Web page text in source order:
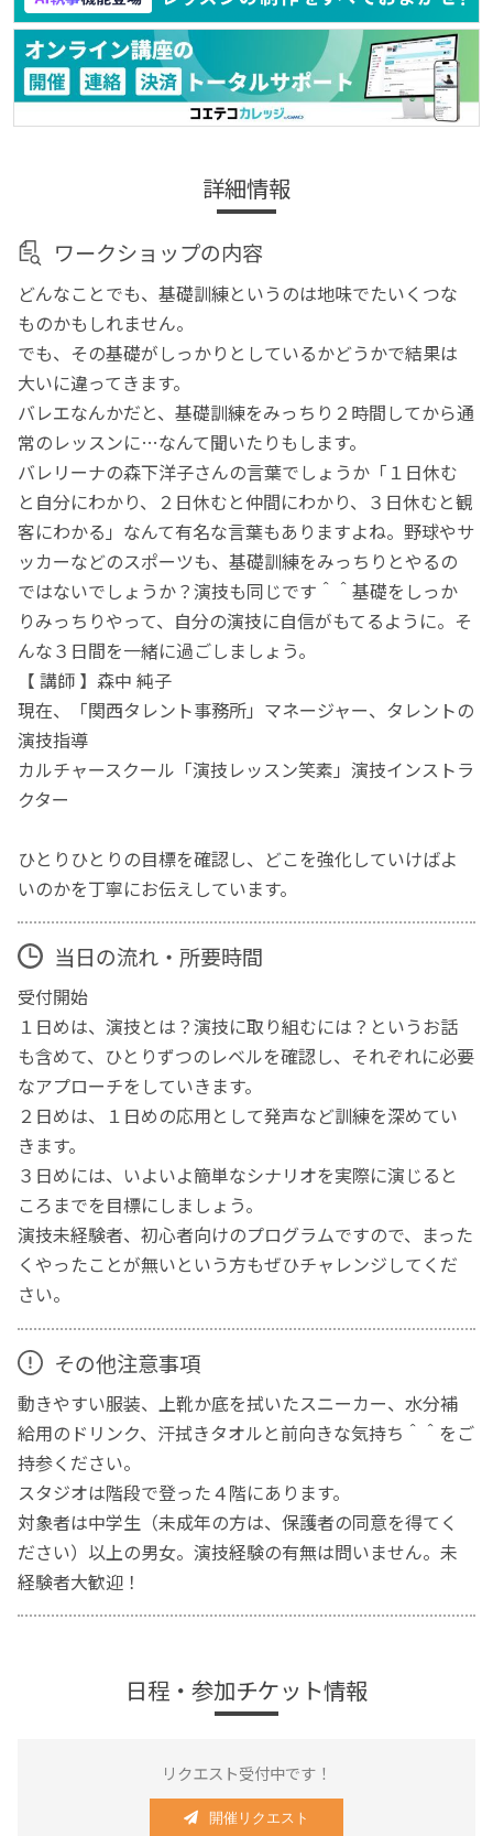
詳細情報
ワークショップの内容
どんなことでも、基礎訓練というのは地味でたいくつな
ものかもしれません。
でも、その基礎がしっかりとしているかどうかで結果は
大いに違ってきます。
バレエなんかだと、基礎訓練をみっちり２時間してから通
常のレッスンに…なんて聞いたりもします。
バレリーナの森下洋子さんの言葉でしょうか「１日休む
と自分にわかり、２日休むと仲間にわかり、３日休むと観
客にわかる」なんて有名な言葉もありますよね。野球やサ
ッカーなどのスポーツも、基礎訓練をみっちりとやるの
ではないでしょうか？演技も同じです＾＾基礎をしっか
りみっちりやって、自分の演技に自信がもてるように。そ
んな３日間を一緒に過ごしましょう。
【 講師 】森中 純子
現在、「関西タレント事務所」マネージャー、タレントの
演技指導
カルチャースクール「演技レッスン笑素」演技インストラ
クター
ひとりひとりの目標を確認し、どこを強化していけばよ
いのかを丁寧にお伝えしています。
当日の流れ・所要時間
受付開始
１日めは、演技とは？演技に取り組むには？というお話
も含めて、ひとりずつのレベルを確認し、それぞれに必要
なアプローチをしていきます。
２日めは、１日めの応用として発声など訓練を深めてい
きます。
３日めには、いよいよ簡単なシナリオを実際に演じると
ころまでを目標にしましょう。
演技未経験者、初心者向けのプログラムですので、まった
くやったことが無いという方もぜひチャレンジしてくだ
さい。
その他注意事項
動きやすい服装、上靴か底を拭いたスニーカー、水分補
給用のドリンク、汗拭きタオルと前向きな気持ち＾＾をご
持参ください。
スタジオは階段で登った４階にあります。
対象者は中学生（未成年の方は、保護者の同意を得てく
ださい）以上の男女。演技経験の有無は問いません。未
経験者大歓迎！
日程・参加チケット情報
リクエスト受付中です！
開催リクエスト